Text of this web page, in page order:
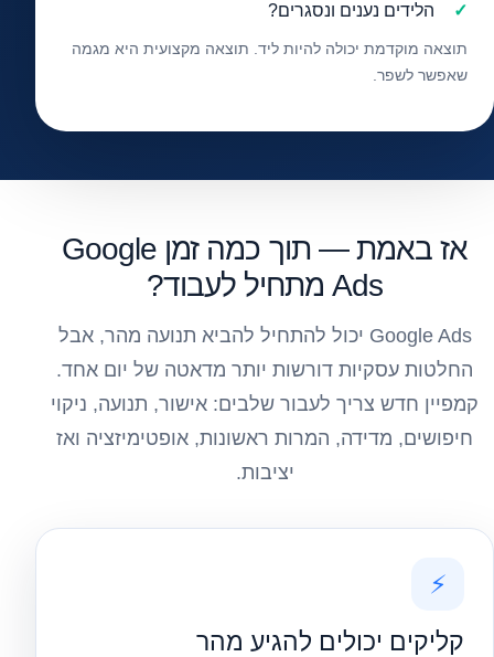
הלידים נענים ונסגרים?
תוצאה מוקדמת יכולה להיות ליד. תוצאה מקצועית היא מגמה
שאפשר לשפר.
אז באמת — תוך כמה זמן Google
Ads מתחיל לעבוד?
Google Ads יכול להתחיל להביא תנועה מהר, אבל
החלטות עסקיות דורשות יותר מדאטה של יום אחד.
קמפיין חדש צריך לעבור שלבים: אישור, תנועה, ניקוי
חיפושים, מדידה, המרות ראשונות, אופטימיזציה ואז
יציבות.
⚡
קליקים יכולים להגיע מהר